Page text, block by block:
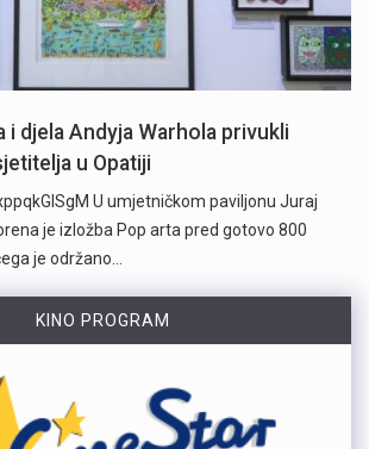
i djela Andyja Warhola privukli
u Opatiji
U umjetničkom paviljonu Juraj
je izložba Pop arta pred gotovo 800
je održano…
KINO PROGRAM